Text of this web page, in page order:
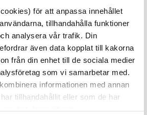
för att anpassa innehållet
tillhandahålla funktioner
analysera vår trafik. Din
även data kopplat till kakorna
från din enhet till de sociala medier
som vi samarbetar med.
informationen med annan
tillhandahållit eller som de har
använt deras tjänster.
Stockholms kommunala
på löpande
en blandning av den växande
och höga energipriser, då
kärnkraftens expansion.
skulle ge ett stort
resonerade man.